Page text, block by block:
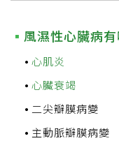
風濕性心臟病
心肌炎
心臟衰竭
二尖瓣膜病變
主動脈瓣膜病變